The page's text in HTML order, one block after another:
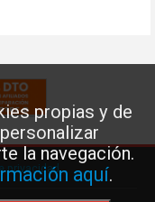
propias y de
la navegación.
aquí.
privacidad